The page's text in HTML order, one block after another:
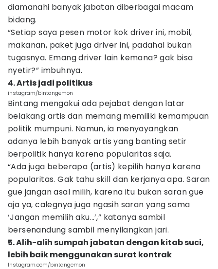
diamanahi banyak jabatan diberbagai macam
bidang.
“Setiap saya pesen motor kok driver ini, mobil,
makanan, paket juga driver ini, padahal bukan
tugasnya. Emang driver lain kemana? gak bisa
nyetir?” imbuhnya.
4. Artis jadi politikus
instagram/bintangemon
Bintang mengakui ada pejabat dengan latar
belakang artis dan memang memiliki kemampuan
politik mumpuni. Namun, ia menyayangkan
adanya lebih banyak artis yang banting setir
berpolitik hanya karena popularitas saja.
“Ada juga beberapa (artis) kepilih hanya karena
popularitas. Gak tahu skill dan kerjanya apa. Saran
gue jangan asal milih, karena itu bukan saran gue
aja ya, calegnya juga ngasih saran yang sama
‘Jangan memilih aku…’,” katanya sambil
bersenandung sambil menyilangkan jari.
5. Alih-alih sumpah jabatan dengan kitab suci,
lebih baik menggunakan surat kontrak
Instagram.com/bintangemon